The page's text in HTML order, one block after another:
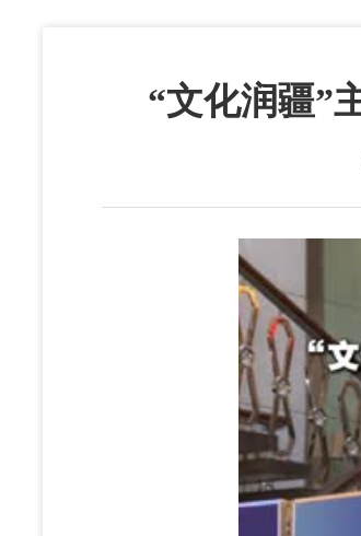
“文化润疆”